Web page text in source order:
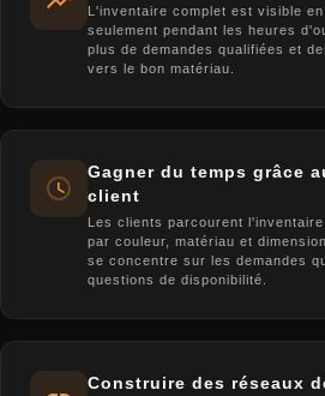
L'inventaire complet est visible
seulement pendant les heures
plus de demandes qualifiées et
vers le bon matériau.
Gagner du temps grâce
client
Les clients parcourent
par couleur, matériau et
se concentre sur les demandes
questions de disponibilité.
Construire des réseaux